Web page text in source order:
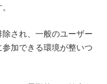
され、一般のユーザー
加できる環境が整いつ